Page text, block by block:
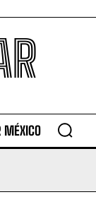
MÉXICO